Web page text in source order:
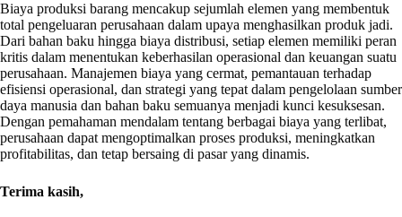
Biaya produksi barang mencakup sejumlah elemen yang membentuk
total pengeluaran perusahaan dalam upaya menghasilkan produk jadi.
Dari bahan baku hingga biaya distribusi, setiap elemen memiliki peran
kritis dalam menentukan keberhasilan operasional dan keuangan suatu
perusahaan. Manajemen biaya yang cermat, pemantauan terhadap
efisiensi operasional, dan strategi yang tepat dalam pengelolaan sumber
daya manusia dan bahan baku semuanya menjadi kunci kesuksesan.
Dengan pemahaman mendalam tentang berbagai biaya yang terlibat,
perusahaan dapat mengoptimalkan proses produksi, meningkatkan
profitabilitas, dan tetap bersaing di pasar yang dinamis.
Terima kasih,